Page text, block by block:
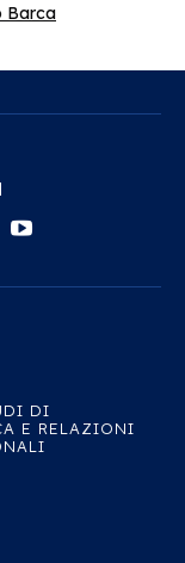
Barca
DI
E RELAZIONI